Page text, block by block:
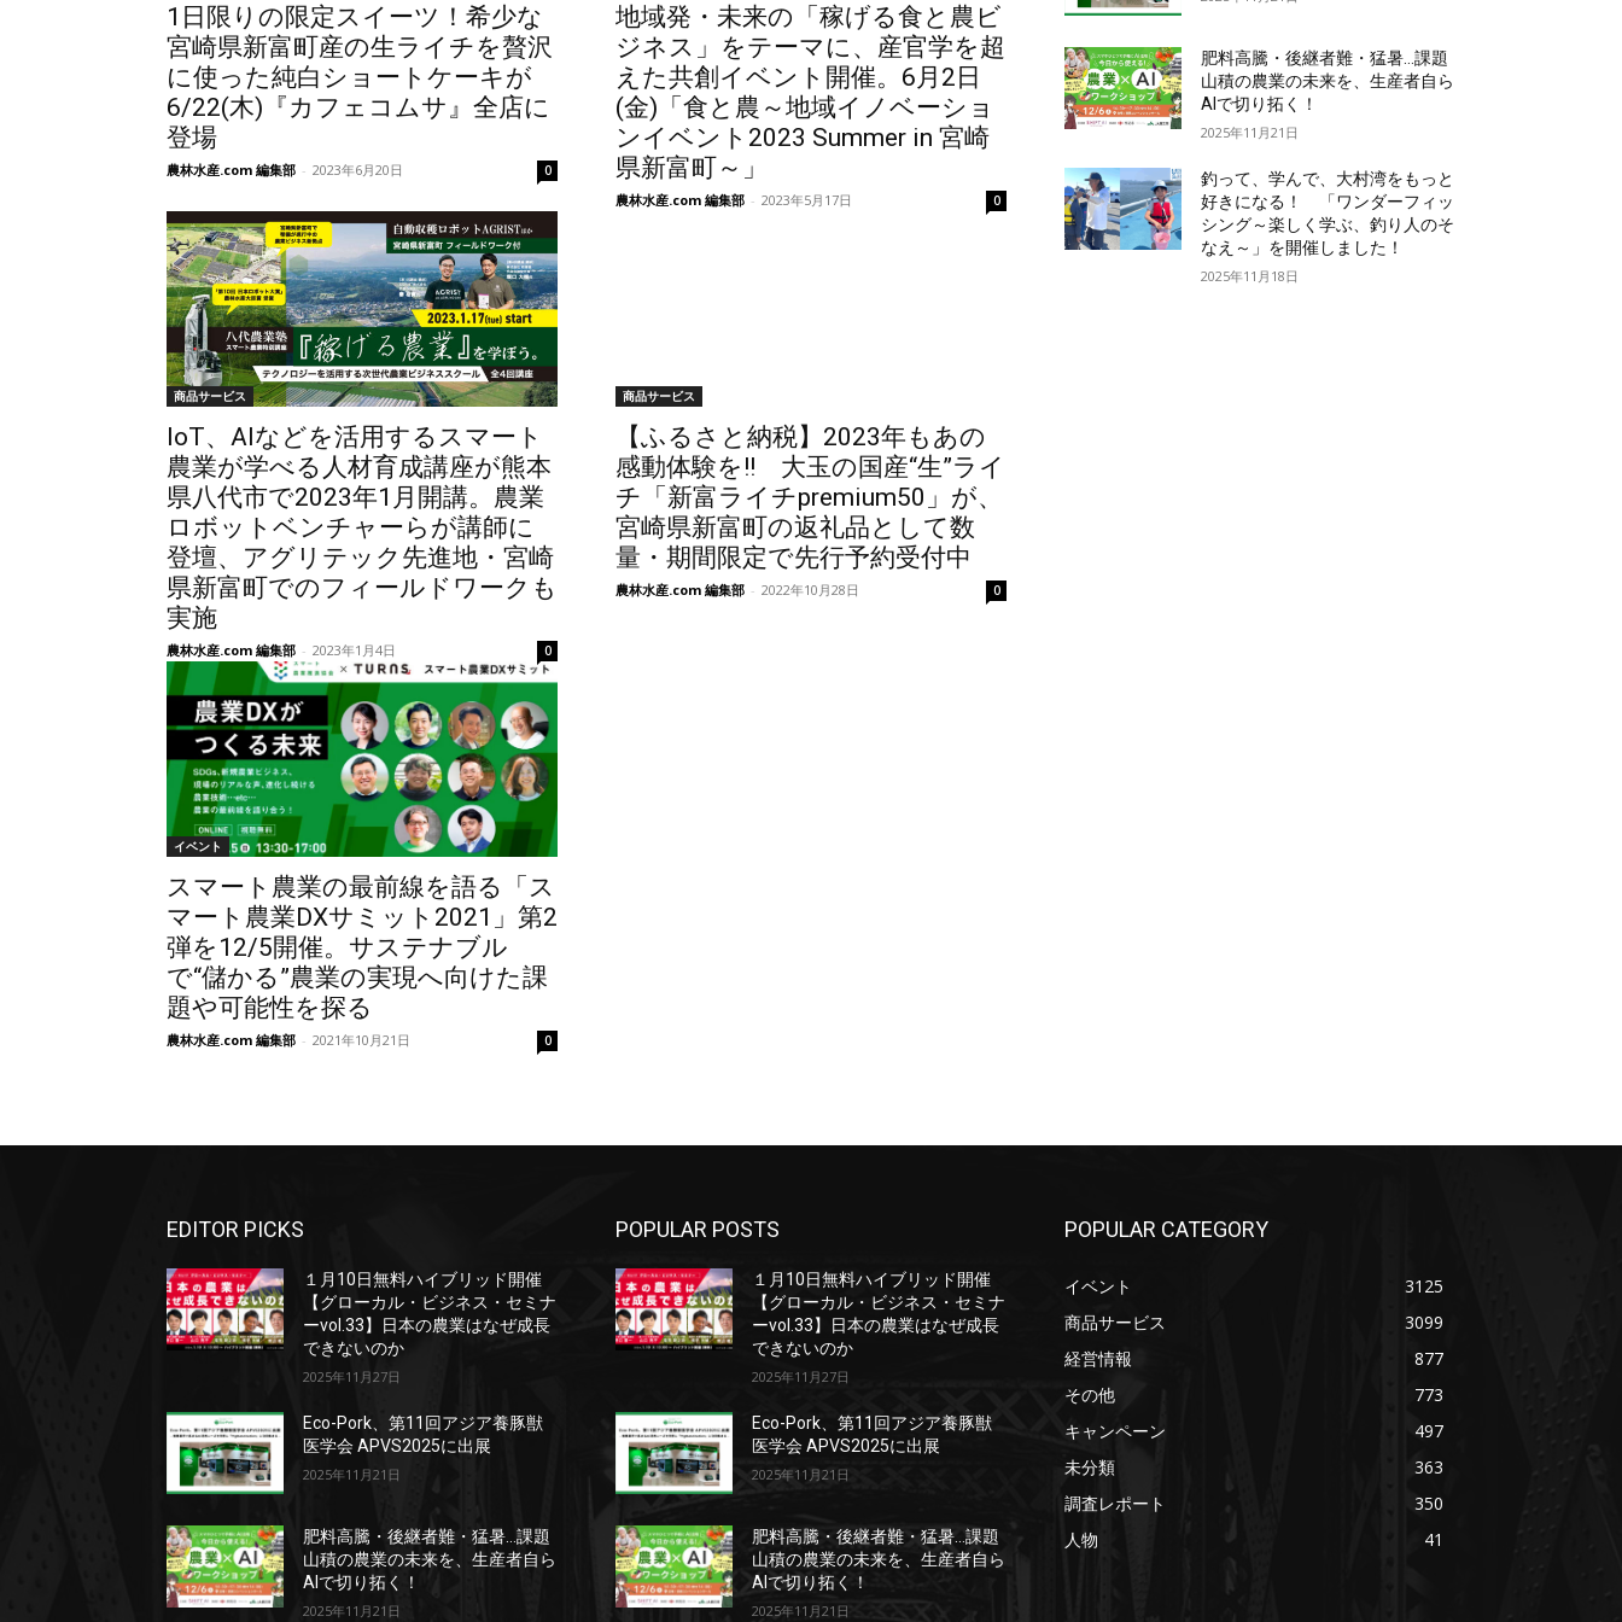
1日限りの限定スイーツ！希少な
宮崎県新富町産の生ライチを贅沢
に使った純白ショートケーキが
6/22(木)『カフェコムサ』全店に
登場
農林水産.com 編集部 - 2023年6月20日 0
地域発・未来の「稼げる食と農ビ
ジネス」をテーマに、産官学を超
えた共創イベント開催。6月2日
(金)「食と農～地域イノベーショ
ンイベント2023 Summer in 宮崎
県新富町～」
農林水産.com 編集部 - 2023年5月17日 0
商品サービス
IoT、AIなどを活用するスマート
農業が学べる人材育成講座が熊本
県八代市で2023年1月開講。農業
ロボットベンチャーらが講師に
登壇、アグリテック先進地・宮崎
県新富町でのフィールドワークも
実施
農林水産.com 編集部 - 2023年1月4日 0
商品サービス
【ふるさと納税】2023年もあの
感動体験を!! 大玉の国産“生”ライ
チ「新富ライチpremium50」が、
宮崎県新富町の返礼品として数
量・期間限定で先行予約受付中
農林水産.com 編集部 - 2022年10月28日 0
イベント
スマート農業の最前線を語る「ス
マート農業DXサミット2021」第2
弾を12/5開催。サステナブル
で“儲かる”農業の実現へ向けた課
題や可能性を探る
農林水産.com 編集部 - 2021年10月21日 0
肥料高騰・後継者難・猛暑…課題
山積の農業の未来を、生産者自ら
AIで切り拓く！
2025年11月21日
釣って、学んで、大村湾をもっと
好きになる！ 「ワンダーフィッ
シング～楽しく学ぶ、釣り人のそ
なえ～」を開催しました！
2025年11月18日
EDITOR PICKS
１月10日無料ハイブリッド開催
【グローカル・ビジネス・セミナ
ーvol.33】日本の農業はなぜ成長
できないのか
2025年11月27日
Eco-Pork、第11回アジア養豚獣
医学会 APVS2025に出展
2025年11月21日
肥料高騰・後継者難・猛暑…課題
山積の農業の未来を、生産者自ら
AIで切り拓く！
2025年11月21日
POPULAR POSTS
１月10日無料ハイブリッド開催
【グローカル・ビジネス・セミナ
ーvol.33】日本の農業はなぜ成長
できないのか
2025年11月27日
Eco-Pork、第11回アジア養豚獣
医学会 APVS2025に出展
2025年11月21日
肥料高騰・後継者難・猛暑…課題
山積の農業の未来を、生産者自ら
AIで切り拓く！
2025年11月21日
POPULAR CATEGORY
イベント
3125
商品サービス
3099
経営情報
877
その他
773
キャンペーン
497
未分類
363
調査レポート
350
人物
41